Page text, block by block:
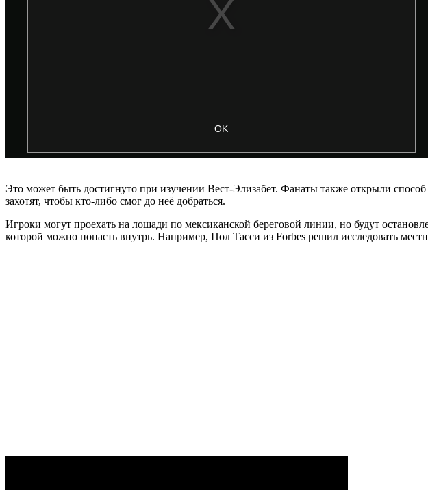
Это может быть достигнуто при изучении Вест-Элизабет. Фанаты также открыли
захотят, чтобы кто-либо смог до неё добраться.
Игроки могут проехать на лошади по мексиканской береговой линии, но будут
которой можно попасть внутрь. Например, Пол Тасси из Forbes решил исследовать